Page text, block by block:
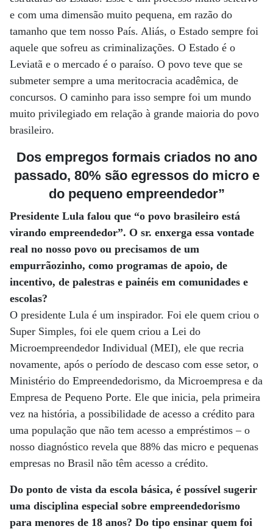
e com uma dimensão muito pequena, em razão do
tamanho que tem nosso País. Aliás, o Estado sempre foi
aquele que sofreu as criminalizações. O Estado é o
Leviatã e o mercado é o paraíso. O povo teve que se
submeter sempre a uma meritocracia acadêmica, de
concursos. O caminho para isso sempre foi um mundo
muito privilegiado em relação à grande maioria do povo
brasileiro.
Dos empregos formais criados no ano
passado, 80% são egressos do micro e
do pequeno empreendedor”
Presidente Lula falou que “o povo brasileiro está
virando empreendedor”. O sr. enxerga essa vontade
real no nosso povo ou precisamos de um
empurrãozinho, como programas de apoio, de
incentivo, de palestras e painéis em comunidades e
escolas?
O presidente Lula é um inspirador. Foi ele quem criou o
Super Simples, foi ele quem criou a Lei do
Microempreendedor Individual (MEI), ele que recria
novamente, após o período de descaso com esse setor, o
Ministério do Empreendedorismo, da Microempresa e da
Empresa de Pequeno Porte. Ele que inicia, pela primeira
vez na história, a possibilidade de acesso a crédito para
uma população que não tem acesso a empréstimos – o
nosso diagnóstico revela que 88% das micro e pequenas
empresas no Brasil não têm acesso a crédito.
Do ponto de vista da escola básica, é possível sugerir
uma disciplina especial sobre empreendedorismo
para menores de 18 anos? Do tipo ensinar quem foi